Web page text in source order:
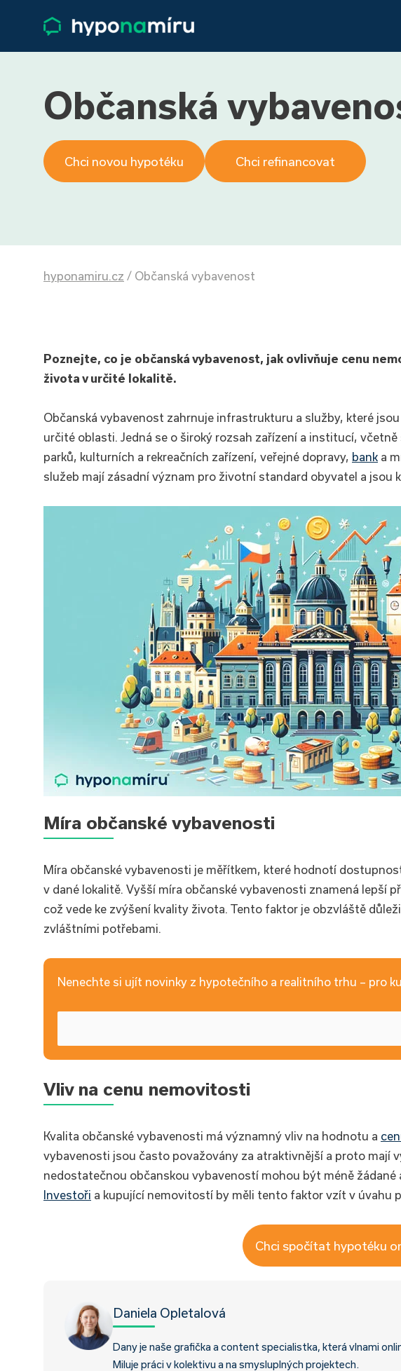
Občanská
Chci novou hypotéku Chci refinancovat
hyponamiru.cz / Občanská vybavenost
Poznejte, co je občanská vybavenost, jak ovlivňuje cenu
života v určité lokalitě.
Občanská vybavenost zahrnuje infrastrukturu a služby, které
určité oblasti. Jedná se o široký rozsah zařízení a institucí,
parků, kulturních a rekreačních zařízení, veřejné dopravy, bank a
služeb mají zásadní význam pro životní standard obyvatel a jsou
Míra občanské vybavenosti
Míra občanské vybavenosti je měřítkem, které hodnotí
v dané lokalitě. Vyšší míra občanské vybavenosti znamená lepší
což vede ke zvýšení kvality života. Tento faktor je obzvláště
zvláštními potřebami.
Nenechte si ujít novinky z hypotečního a realitního trhu – pro
Vliv na cenu nemovitosti
Kvalita občanské vybavenosti má významný vliv na hodnotu a
vybavenosti jsou často považovány za atraktivnější a proto mají
nedostatečnou občanskou vybaveností mohou být méně
Investoři a kupující nemovitostí by měli tento faktor vzít v úvahu
Chci spočítat hypotéku
Daniela Opletalová
Dany je naše grafička a content specialistka, která vlnami
Miluje práci v kolektivu a na smysluplných projektech.